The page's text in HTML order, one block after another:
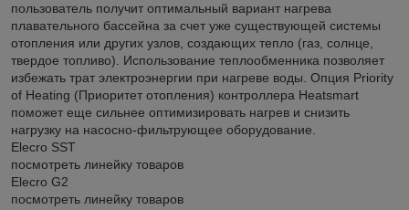
пользователь получит оптимальный вариант нагрева
плавательного бассейна за счет уже существующей системы
отопления или других узлов, создающих тепло (газ, солнце,
твердое топливо). Использование теплообменника позволяет
избежать трат электроэнергии при нагреве воды. Опция Priority
of Heating (Приоритет отопления) контроллера Heatsmart
поможет еще сильнее оптимизировать нагрев и снизить
нагрузку на насосно-фильтрующее оборудование.
Elecro SST
посмотреть линейку товаров
Elecro G2
посмотреть линейку товаров